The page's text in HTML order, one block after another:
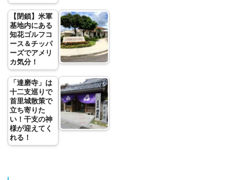
【閉鎖】米軍
基地内にある
知花ゴルフコ
ース＆チッパ
ーズでアメリ
カ気分！
「達磨寺」は
十二支巡りで
首里城散策で
立ち寄りた
い！干支の神
様が迎えてく
れる！